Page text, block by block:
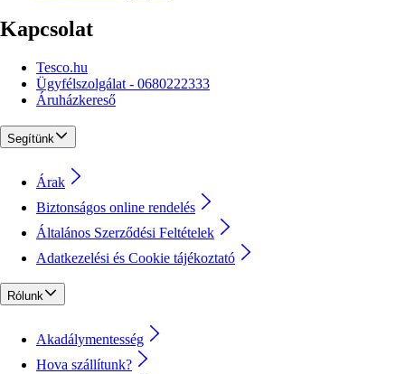
Kapcsolat
Tesco.hu
Ügyfélszolgálat - 0680222333
Áruházkereső
Segítünk
Árak
Biztonságos online rendelés
Általános Szerződési Feltételek
Adatkezelési és Cookie tájékoztató
Rólunk
Akadálymentesség
Hova szállítunk?